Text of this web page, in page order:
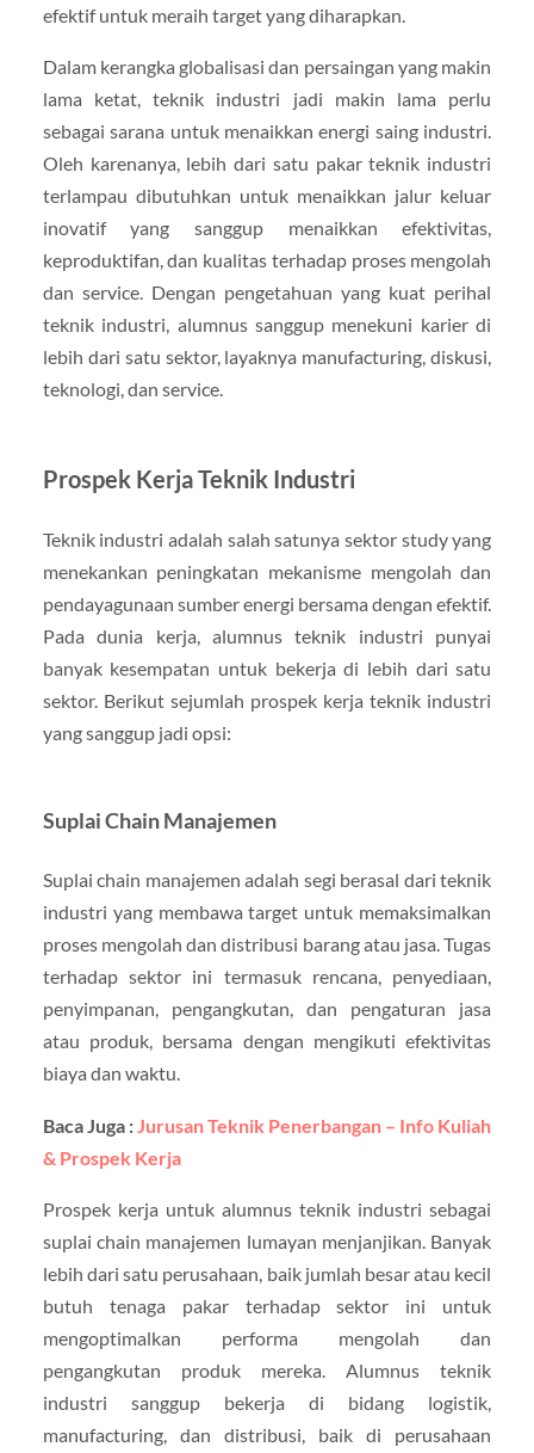
efektif untuk meraih target yang diharapkan.
Dalam kerangka globalisasi dan persaingan yang makin
lama ketat, teknik industri jadi makin lama perlu
sebagai sarana untuk menaikkan energi saing industri.
Oleh karenanya, lebih dari satu pakar teknik industri
terlampau dibutuhkan untuk menaikkan jalur keluar
inovatif yang sanggup menaikkan efektivitas,
keproduktifan, dan kualitas terhadap proses mengolah
dan service. Dengan pengetahuan yang kuat perihal
teknik industri, alumnus sanggup menekuni karier di
lebih dari satu sektor, layaknya manufacturing, diskusi,
teknologi, dan service.
Prospek Kerja Teknik Industri
Teknik industri adalah salah satunya sektor study yang
menekankan peningkatan mekanisme mengolah dan
pendayagunaan sumber energi bersama dengan efektif.
Pada dunia kerja, alumnus teknik industri punyai
banyak kesempatan untuk bekerja di lebih dari satu
sektor. Berikut sejumlah prospek kerja teknik industri
yang sanggup jadi opsi:
Suplai Chain Manajemen
Suplai chain manajemen adalah segi berasal dari teknik
industri yang membawa target untuk memaksimalkan
proses mengolah dan distribusi barang atau jasa. Tugas
terhadap sektor ini termasuk rencana, penyediaan,
penyimpanan, pengangkutan, dan pengaturan jasa
atau produk, bersama dengan mengikuti efektivitas
biaya dan waktu.
Baca Juga : Jurusan Teknik Penerbangan – Info Kuliah
& Prospek Kerja
Prospek kerja untuk alumnus teknik industri sebagai
suplai chain manajemen lumayan menjanjikan. Banyak
lebih dari satu perusahaan, baik jumlah besar atau kecil
butuh tenaga pakar terhadap sektor ini untuk
mengoptimalkan performa mengolah dan
pengangkutan produk mereka. Alumnus teknik
industri sanggup bekerja di bidang logistik,
manufacturing, dan distribusi, baik di perusahaan